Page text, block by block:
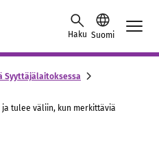
Haku Suomi
Syyttäjälaitoksessa
tulee väliin, kun merkittäviä